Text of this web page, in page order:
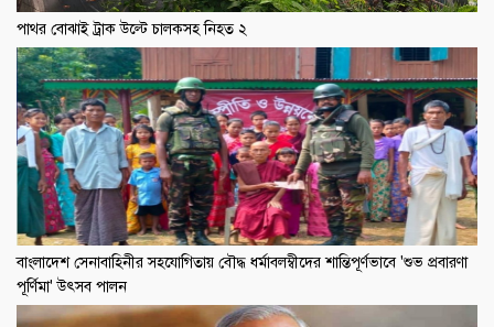
পাথর বোঝাই ট্রাক উল্টে চালকসহ নিহত ২
বাংলাদেশ সেনাবাহিনীর সহযোগিতায় বৌদ্ধ ধর্মাবলম্বীদের শান্তিপূর্ণভাবে 'শুভ প্রবারণা
পূর্ণিমা' উৎসব পালন